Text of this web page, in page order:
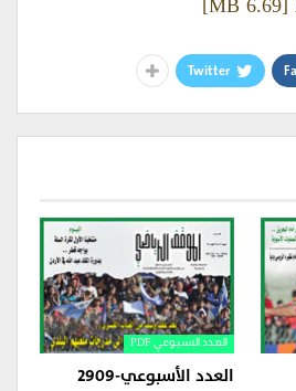
Twitter
العدد الاسبوعي PDF
العدد الأسبوعي-2909